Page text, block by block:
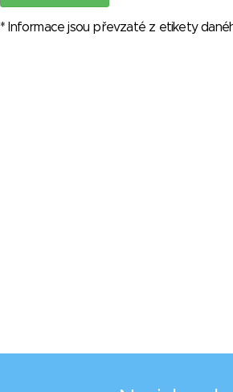
* Informace jsou převzaté z etikety